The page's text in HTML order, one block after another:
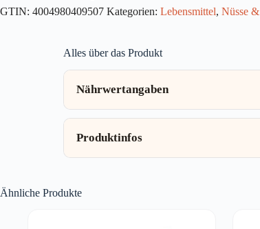
Menge
GTIN: 4004980409507 Kategorien: Lebensmittel, Nüsse
Alles über das Produkt
Nährwertangaben
Produktinfos
Ähnliche Produkte